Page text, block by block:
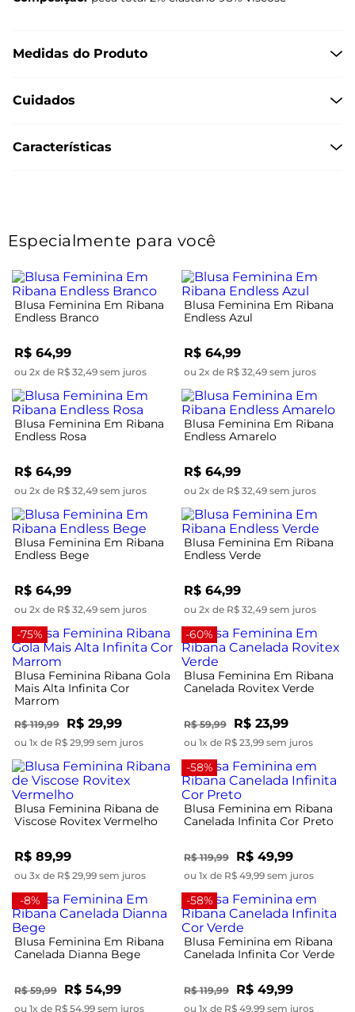
Medidas do Produto
Cuidados
Características
Especialmente para você
Blusa Feminina Em Ribana
Endless Branco
R$ 64,99
ou 2x de R$ 32,49 sem juros
Blusa Feminina Em Ribana
Endless Azul
R$ 64,99
ou 2x de R$ 32,49 sem juros
Blusa Feminina Em Ribana
Endless Rosa
R$ 64,99
ou 2x de R$ 32,49 sem juros
Blusa Feminina Em Ribana
Endless Amarelo
R$ 64,99
ou 2x de R$ 32,49 sem juros
Blusa Feminina Em Ribana
Endless Bege
R$ 64,99
ou 2x de R$ 32,49 sem juros
Blusa Feminina Em Ribana
Endless Verde
R$ 64,99
ou 2x de R$ 32,49 sem juros
-75%
Blusa Feminina Ribana Gola
Mais Alta Infinita Cor
Marrom
R$ 119,99 R$ 29,99
ou 1x de R$ 29,99 sem juros
-60%
Blusa Feminina Em Ribana
Canelada Rovitex Verde
R$ 59,99 R$ 23,99
ou 1x de R$ 23,99 sem juros
Blusa Feminina Ribana de
Viscose Rovitex Vermelho
R$ 89,99
ou 3x de R$ 29,99 sem juros
-58%
Blusa Feminina em Ribana
Canelada Infinita Cor Preto
R$ 119,99 R$ 49,99
ou 1x de R$ 49,99 sem juros
-8%
Blusa Feminina Em Ribana
Canelada Dianna Bege
R$ 59,99 R$ 54,99
ou 1x de R$ 54,99 sem juros
-58%
Blusa Feminina em Ribana
Canelada Infinita Cor Verde
R$ 119,99 R$ 49,99
ou 1x de R$ 49,99 sem juros